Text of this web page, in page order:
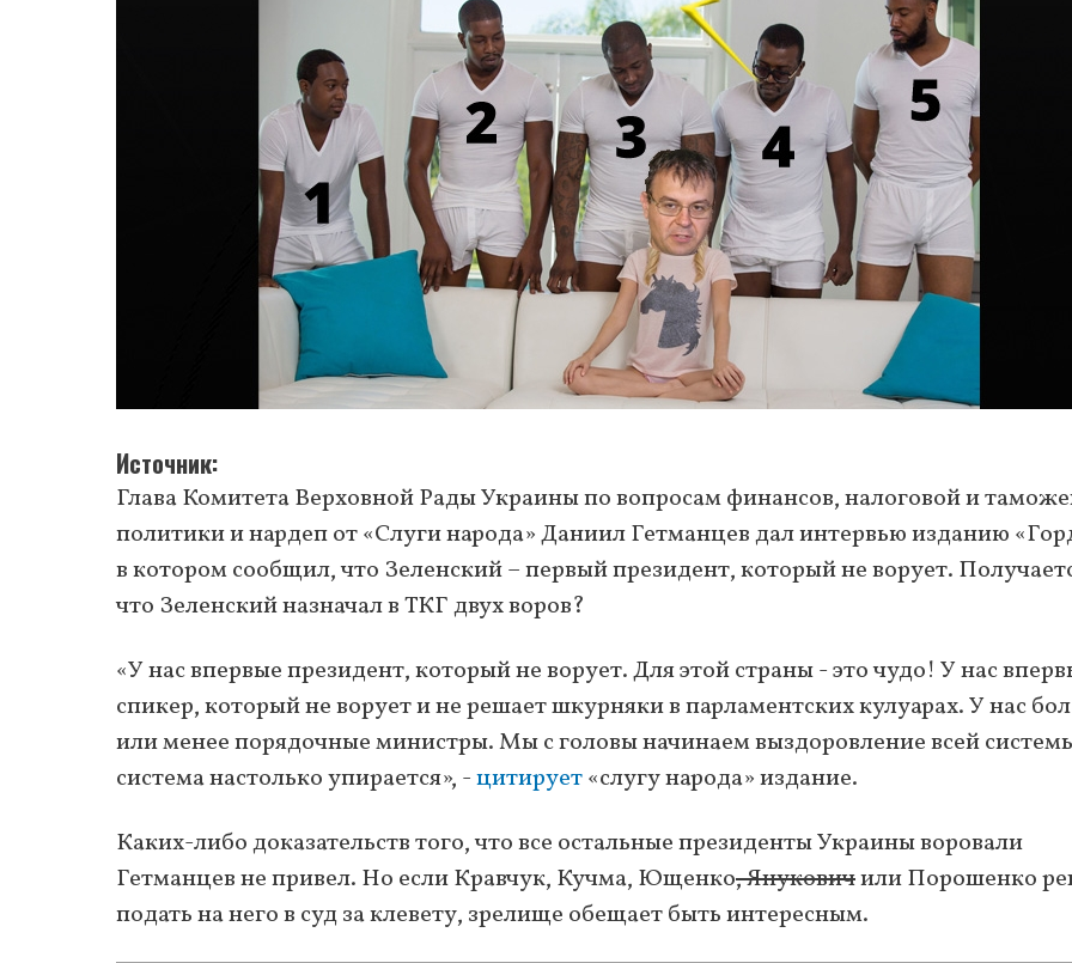
Источник
Глава Комитета Верховной Рады Украины по вопросам финансов, налоговой и
политики и нардеп от «Слуги народа» Даниил Гетманцев дал интервью изданию
в котором сообщил, что Зеленский – первый президент, который не ворует.
что Зеленский назначал в ТКГ двух воров?
«У нас впервые президент, который не ворует. Для этой страны - это чудо! У нас
спикер, который не ворует и не решает шкурняки в парламентских кулуарах. У нас
или менее порядочные министры. Мы с головы начинаем выздоровление всей
система настолько упирается», -цитирует«слугу народа» издание.
Каких-либо доказательств того, что все остальные президенты Украины воровали
Гетманцев не привел. Но если Кравчук, Кучма, Ющенко, Януковичили Порошенко
подать на него в суд за клевету, зрелище обещает быть интересным.